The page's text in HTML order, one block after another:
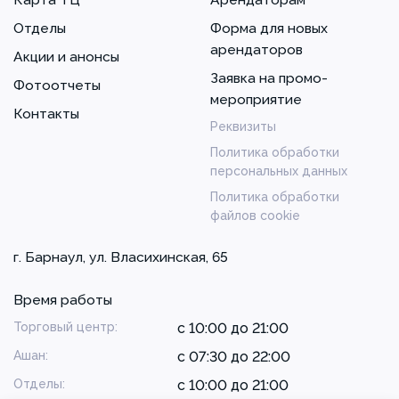
Отделы
Акции и анонсы
Фотоотчеты
Контакты
Форма для новых
арендаторов
Заявка на промо-
мероприятие
Реквизиты
Политика обработки
персональных данных
Политика обработки
файлов cookie
г. Барнаул, ул. Власихинская, 65
Время работы
Торговый центр: с 10:00 до 21:00
Ашан: с 07:30 до 22:00
Отделы: с 10:00 до 21:00